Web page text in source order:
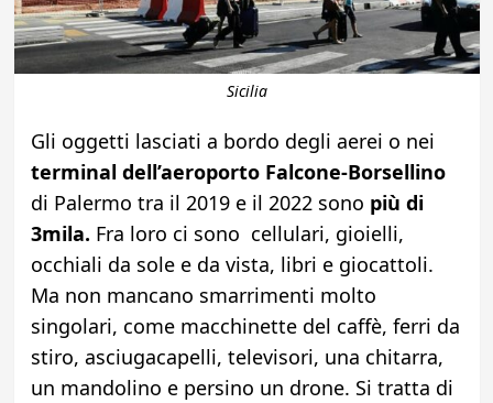
Sicilia
Gli oggetti lasciati a bordo degli aerei o nei
terminal dell’aeroporto Falcone-Borsellino
di Palermo tra il 2019 e il 2022 sono più di
3mila. Fra loro ci sono cellulari, gioielli,
occhiali da sole e da vista, libri e giocattoli.
Ma non mancano smarrimenti molto
singolari, come macchinette del caffè, ferri da
stiro, asciugacapelli, televisori, una chitarra,
un mandolino e persino un drone. Si tratta di